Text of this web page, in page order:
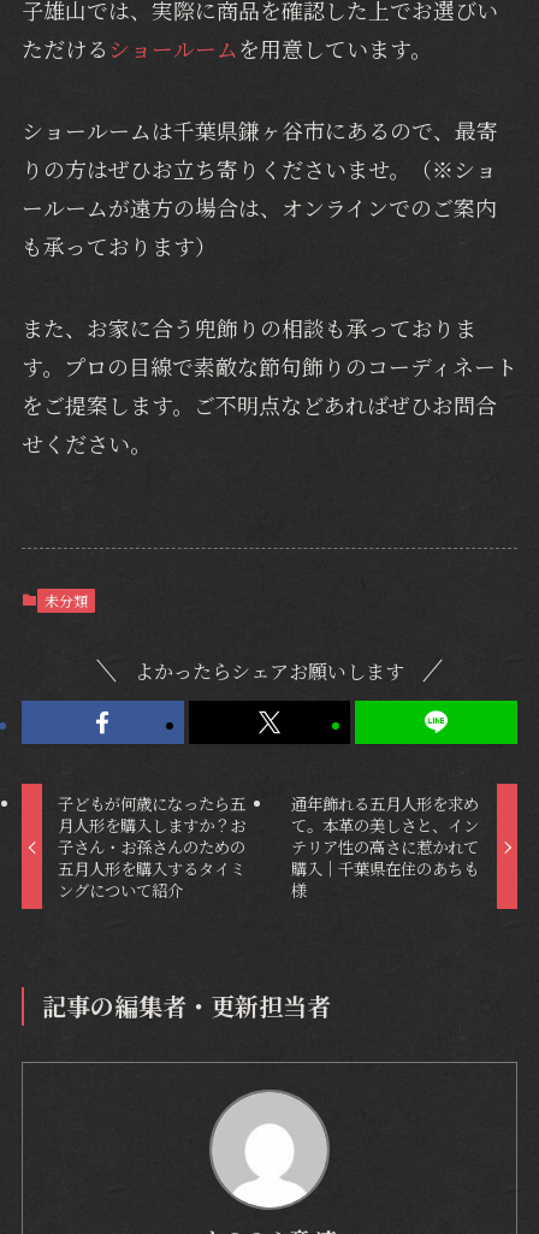
子雄山では、実際に商品を確認した上でお選びい
ただける ショールームを用意しています。
ショールームは千葉県鎌ヶ谷市にあるので、最寄
りの方はぜひお立ち寄りくださいませ。（※ショ
ールームが遠方の場合は、オンラインでのご案内
も承っております）
また、お家に合う兜飾りの相談も承っておりま
す。プロの目線で素敵な節句飾りのコーディネート
をご提案します。ご不明点などあればぜひお問合
せください。
未分類
よかったらシェアお願いします
子どもが何歳になったら五
月人形を購入しますか？お
子さん・お孫さんのための
五月人形を購入するタイミ
ングについて紹介
通年飾れる五月人形を求め
て。本革の美しさと、イン
テリア性の高さに惹かれて
購入｜千葉県在住のあちも
様
記事の編集者・更新担当者